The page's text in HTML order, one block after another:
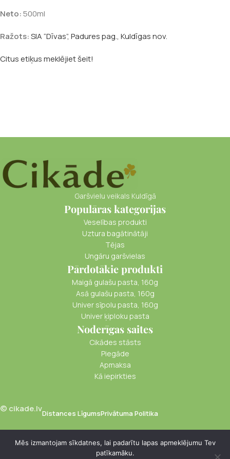
Neto:500ml
Ražots:SIA “Dīvas”, Padures pag., Kuldīgas nov.
Citus etiķus meklējiet šeit!
Garšvielu veikals Kuldīgā
Populāras kategorijas
Veselības produkti
Uztura bagātinātāji
Tējas
Ungāru garšvielas
Pārdotākie produkti
Maigā gulašu pasta, 160g
Asā gulašu pasta, 160g
Univer sīpolu pasta, 160g
Univer ķiploku pasta
Noderīgas saites
Cikādes stāsts
Piegāde
Apmaksa
Kā iepirkties
© cikade.lvDistances LīgumsPrivātuma Politika
7.90
Mēs izmantojam sīkdatnes, lai padarītu lapas apmeklējumu Tev
patīkamāku.